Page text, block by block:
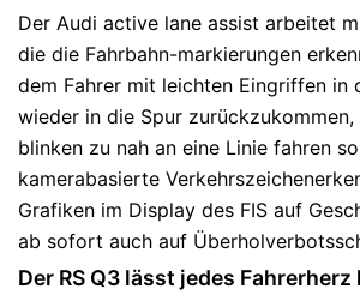
Der Audi active lane assist arbeitet
die die Fahrbahn-markierungen
dem Fahrer mit leichten Eingriffen in
wieder in die Spur
blinken zu nah an eine Linie fahren
kamerabasierte
Grafiken im Display des FIS auf
ab sofort auch auf
Der RS Q3 lässt jedes